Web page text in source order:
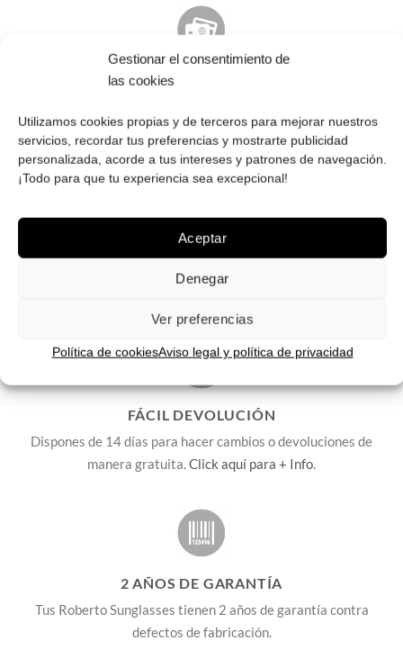
Gestionar el consentimiento de
las cookies
Utilizamos cookies propias y de terceros para mejorar nuestros
servicios, recordar tus preferencias y mostrarte publicidad
personalizada, acorde a tus intereses y patrones de navegación.
¡Todo para que tu experiencia sea excepcional!
Aceptar
Denegar
Ver preferencias
Política de cookiesAviso legal y política de privacidad
PAGO SEGURO
reembolso.
ENVÍOS GRATIS
Consulta aquítoda la info relativa a envíos.
FÁCIL DEVOLUCIÓN
Dispones de 14 días para hacer cambios o devoluciones de
manera gratuita.Click aquí para + Info.
2 AÑOS DE GARANTÍA
Tus Roberto Sunglasses tienen 2 años de garantía contra
defectos de fabricación.